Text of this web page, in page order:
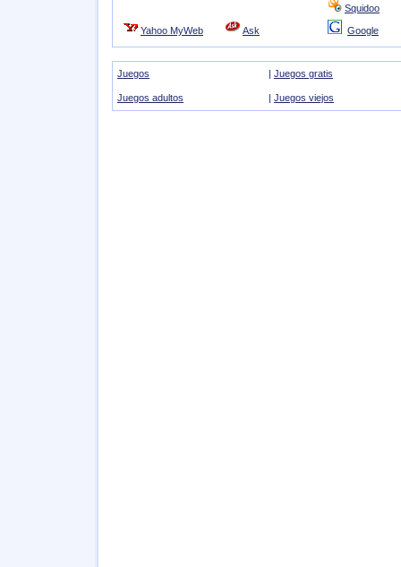
Squidoo
Yahoo MyWeb Ask Google
Juegos | Juegos gratis
Juegos adultos | Juegos viejos